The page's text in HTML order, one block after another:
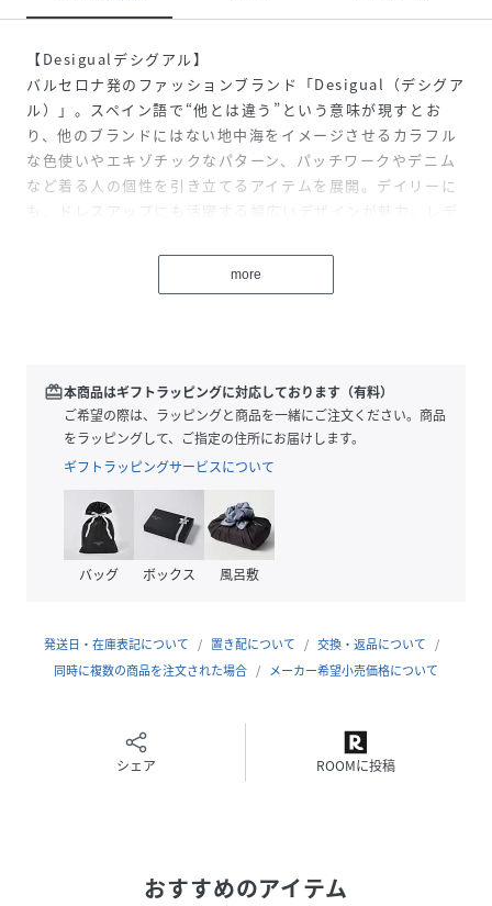
【Desigualデシグアル】
バルセロナ発のファッションブランド「Desigual（デシグア
ル）」。スペイン語で“他とは違う”という意味が現すとお
り、他のブランドにはない地中海をイメージさせるカラフル
な色使いやエキゾチックなパターン、パッチワークやデニム
など着る人の個性を引き立てるアイテムを展開。デイリーに
も、ドレスアップにも活躍する幅広いデザインが魅力。レデ
ップを展開。ブランド名にもなっているDesigual(他とは違
う)は、自分自身が他の人と違うことがどれだけ大切で楽しい
違うスタイルはファッションを楽しくするものばかりです。
性別タイプ レディース
表地:ポリウレタン72%
ポリエステル28%
トリミング:ポリウレタン100%
裏地:ポリエステル100%
品番
NV7578_25SAXA61
(25SAXA61-703-724 NV7578)
more
redeem本商品はギフトラッピングに対応しております（有料）
ご希望の際は、ラッピングと商品を一緒にご注文ください。商品
をラッピングして、ご指定の住所にお届けします。
ギフトラッピングサービスについて
バッグ ボックス 風呂敷
発送日・在庫表記について 置き配について
交換・返品について
同時に複数の商品を注文された場合
メーカー希望小売価格について
シェア ROOMに投稿
おすすめのアイテム